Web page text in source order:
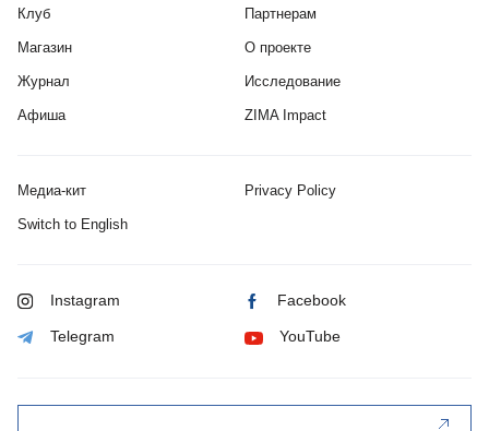
Клуб
Магазин
Журнал
Афиша
Партнерам
О проекте
Исследование
ZIMA Impact
Медиа-кит Privacy Policy
Switch to English
Instagram Facebook
Telegram YouTube